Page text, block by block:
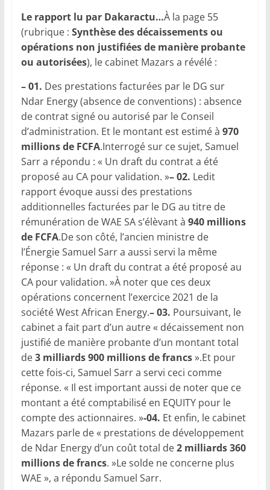
Le rapport lu par Dakaractu…À la page 55
(rubrique : Synthèse des décaissements ou
opérations non justifiées de manière probante
ou autorisées), le cabinet Mazars a révélé :
– 01. Des prestations facturées par le DG sur
Ndar Energy (absence de conventions) : absence
de contrat signé ou autorisé par le Conseil
d’administration. Et le montant est estimé à 970
millions de FCFA.Interrogé sur ce sujet, Samuel
Sarr a répondu : « Un draft du contrat a été
proposé au CA pour validation. »– 02. Ledit
rapport évoque aussi des prestations
additionnelles facturées par le DG au titre de
rémunération de WAE SA s’élèvant à 940 millions
de FCFA.De son côté, l’ancien ministre de
l’Énergie Samuel Sarr a aussi servi la même
réponse : « Un draft du contrat a été proposé au
CA pour validation. »À noter que ces deux
opérations concernent l’exercice 2021 de la
société West African Energy.– 03. Poursuivant, le
cabinet a fait part d’un autre « décaissement non
justifié de manière probante d’un montant total
de3 milliards 900 millions de francs».Et pour
cette fois-ci, Samuel Sarr a servi ceci comme
réponse. « Il est important aussi de noter que ce
montant a été comptabilisé en EQUITY pour le
compte des actionnaires. »-04. Et enfin, le cabinet
Mazars parle de « prestations de développement
de Ndar Energy d’un coût total de2 milliards 360
millions de francs. »Le solde ne concerne plus
WAE », a répondu Samuel Sarr.